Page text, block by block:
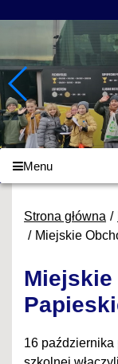
Menu
Strona główna
Miejskie
16 października